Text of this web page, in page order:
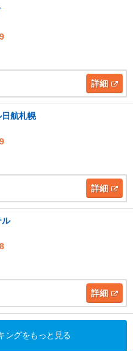
詳細
日航札幌
詳細
ル
詳細
ングをもっと見る